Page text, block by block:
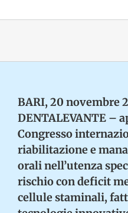
BARI, 20 novembre
DENTALEVANTE –
Congresso
riabilitazione e
orali nell’utenza
rischio con deficit
cellule staminali,